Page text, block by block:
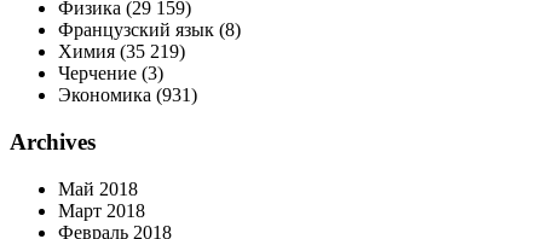
Физика (29 159)
Французский язык (8)
Химия (35 219)
Черчение (3)
Экономика (931)
Archives
Май 2018
Март 2018
Февраль 2018